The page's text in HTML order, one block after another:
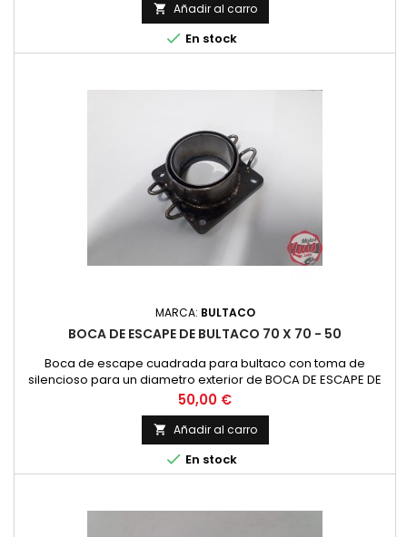
 Añadir al carro
 En stock
MARCA: BULTACO
BOCA DE ESCAPE DE BULTACO 70 X 70 - 50
Boca de escape cuadrada para bultaco con toma de
silencioso para un diametro exterior de BOCA DE ESCAPE DE
50 mm. Con distancia entre agujeros de 57/57.
Precio
50,00 €
 Añadir al carro
 En stock